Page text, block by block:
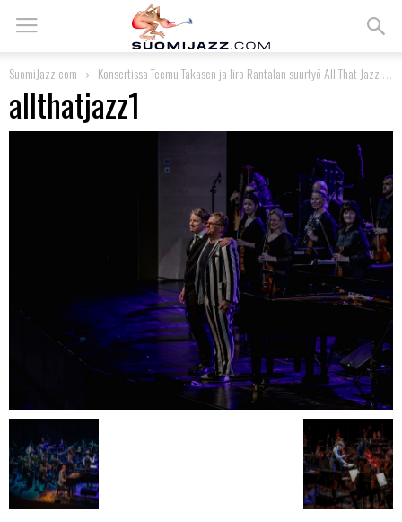
SuomiJazz.com Konsertissa Teemu Takasen ja Iiro Rantalan suurtyö All That Jazz
allthatjazz1